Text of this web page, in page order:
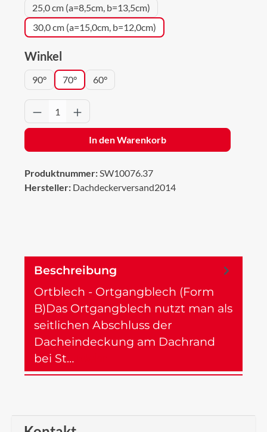
25,0 cm (a=8,5cm, b=13,5cm)
30,0 cm (a=15,0cm, b=12,0cm)
Winkel
90° 70° 60°
Produkt Anzahl: Gib den gewünschten
In den Warenkorb
Produktnummer:SW10076.37
Hersteller: Dachdeckerversand2014
Beschreibung
Ortblech - Ortgangblech (Form
B)Das Ortgangblech nutzt man als
seitlichen Abschluss der
Dacheindeckung am Dachrand
bei St…